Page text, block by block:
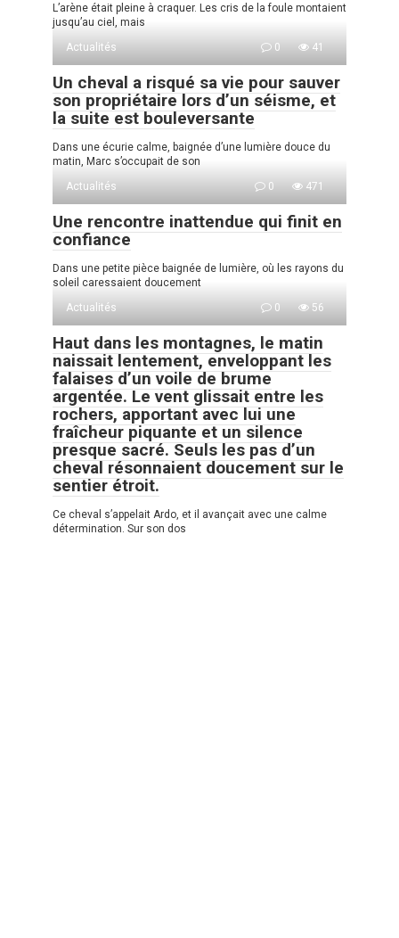
L’arène était pleine à craquer. Les cris de la foule montaient
jusqu’au ciel, mais
Actualités
0 41
Un cheval a risqué sa vie pour sauver
son propriétaire lors d’un séisme, et
la suite est bouleversante
Dans une écurie calme, baignée d’une lumière douce du
matin, Marc s’occupait de son
Actualités
0 471
Une rencontre inattendue qui finit en
confiance
Dans une petite pièce baignée de lumière, où les rayons du
soleil caressaient doucement
Actualités
0 56
Haut dans les montagnes, le matin
naissait lentement, enveloppant les
falaises d’un voile de brume
argentée. Le vent glissait entre les
rochers, apportant avec lui une
fraîcheur piquante et un silence
presque sacré. Seuls les pas d’un
cheval résonnaient doucement sur le
sentier étroit.
Ce cheval s’appelait Ardo, et il avançait avec une calme
détermination. Sur son dos